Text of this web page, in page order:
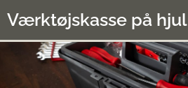
Værktøjskasse på hjul